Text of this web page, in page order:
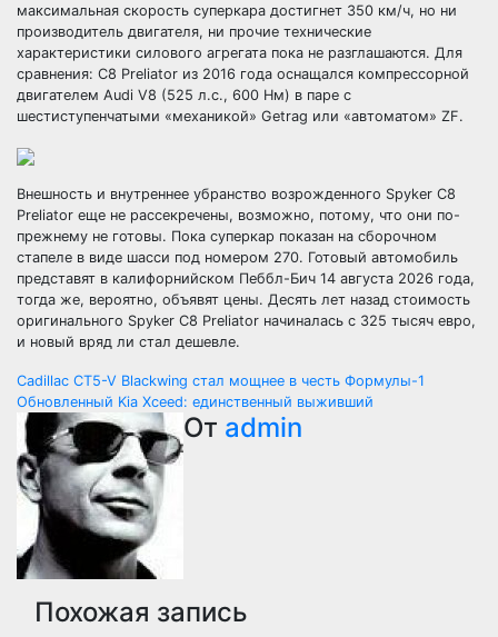
максимальная скорость суперкара достигнет 350 км/ч, но ни
производитель двигателя, ни прочие технические
характеристики силового агрегата пока не разглашаются. Для
сравнения: C8 Preliator из 2016 года оснащался компрессорной
двигателем Audi V8 (525 л.с., 600 Нм) в паре с
шестиступенчатыми «механикой» Getrag или «автоматом» ZF.
Внешность и внутреннее убранство возрожденного Spyker C8
Preliator еще не рассекречены, возможно, потому, что они по-
прежнему не готовы. Пока суперкар показан на сборочном
стапеле в виде шасси под номером 270. Готовый автомобиль
представят в калифорнийском Пеббл-Бич 14 августа 2026 года,
тогда же, вероятно, объявят цены. Десять лет назад стоимость
оригинального Spyker C8 Preliator начиналась с 325 тысяч евро,
и новый вряд ли стал дешевле.
Навигация
по
записям
Cadillac CT5-V Blackwing стал мощнее в честь Формулы-1
Обновленный Kia Xceed: единственный выживший
От admin
Похожая запись